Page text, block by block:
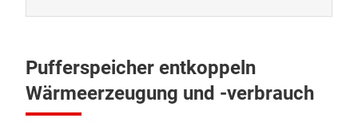
Pufferspeicher entkoppeln
Wärmeerzeugung und -verbrauch